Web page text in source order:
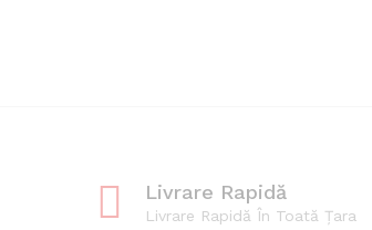
Livrare Rapidă
Livrare Rapidă În Toată Țara